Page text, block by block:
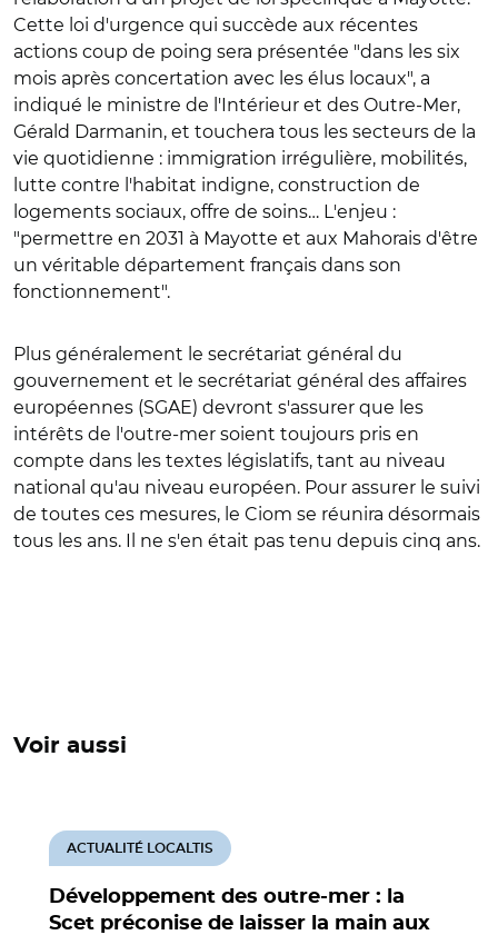
Cette loi d'urgence qui succède aux récentes
actions coup de poing sera présentée "dans les six
mois après concertation avec les élus locaux", a
indiqué le ministre de l'Intérieur et des Outre-Mer,
Gérald Darmanin, et touchera tous les secteurs de la
vie quotidienne : immigration irrégulière, mobilités,
lutte contre l'habitat indigne, construction de
logements sociaux, offre de soins… L'enjeu :
"permettre en 2031 à Mayotte et aux Mahorais d'être
un véritable département français dans son
fonctionnement".
Plus généralement le secrétariat général du
gouvernement et le secrétariat général des affaires
européennes (SGAE) devront s'assurer que les
intérêts de l'outre-mer soient toujours pris en
compte dans les textes législatifs, tant au niveau
national qu'au niveau européen. Pour assurer le suivi
de toutes ces mesures, le Ciom se réunira désormais
tous les ans. Il ne s'en était pas tenu depuis cinq ans.
Voir aussi
Développement des outre-mer : la
Scet préconise de laisser la main aux
ACTUALITÉ LOCALTIS